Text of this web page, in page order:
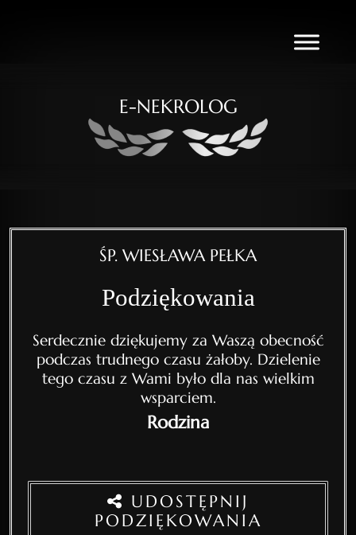
E-NEKROLOG
ŚP. WIESŁAWA PEŁKA
Podziękowania
Serdecznie dziękujemy za Waszą obecność
podczas trudnego czasu żałoby. Dzielenie
tego czasu z Wami było dla nas wielkim
wsparciem.
Rodzina
UDOSTĘPNIJ
PODZIĘKOWANIA